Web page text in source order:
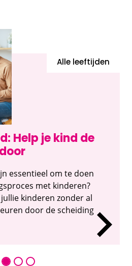
Help je kind de
Alle leeftijden
essentieel om te doen
met kinderen?
kinderen zonder al
door de scheiding